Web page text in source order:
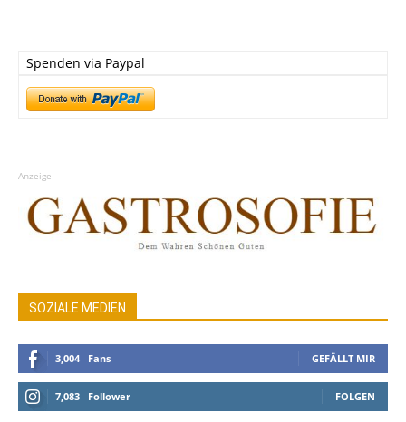
Spenden via Paypal
Anzeige
SOZIALE MEDIEN
3,004 Fans GEFÄLLT MIR
7,083 Follower FOLGEN